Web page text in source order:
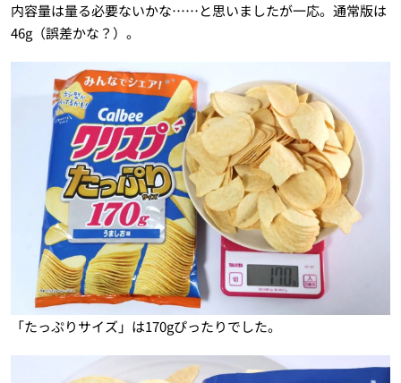
内容量は量る必要ないかな……と思いましたが一応。通常版は
46g（誤差かな？）。
「たっぷりサイズ」は170gぴったりでした。